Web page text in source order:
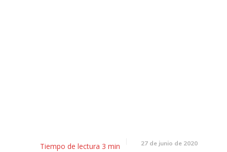
Tiempo de lectura 3 min 27 de junio de 2020